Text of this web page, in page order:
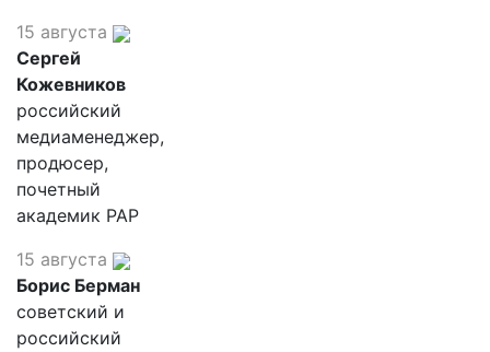
15 августа
Сергей
Кожевников
российский
медиаменеджер,
продюсер,
почетный
академик РАР
15 августа
Борис Берман
советский и
российский